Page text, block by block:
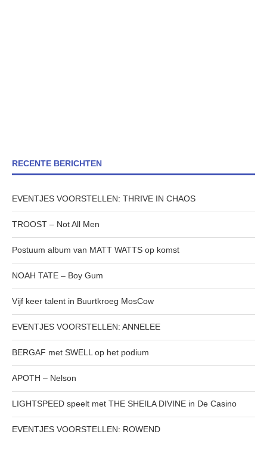
RECENTE BERICHTEN
EVENTJES VOORSTELLEN: THRIVE IN CHAOS
TROOST – Not All Men
Postuum album van MATT WATTS op komst
NOAH TATE – Boy Gum
Vijf keer talent in Buurtkroeg MosCow
EVENTJES VOORSTELLEN: ANNELEE
BERGAF met SWELL op het podium
APOTH – Nelson
LIGHTSPEED speelt met THE SHEILA DIVINE in De Casino
EVENTJES VOORSTELLEN: ROWEND